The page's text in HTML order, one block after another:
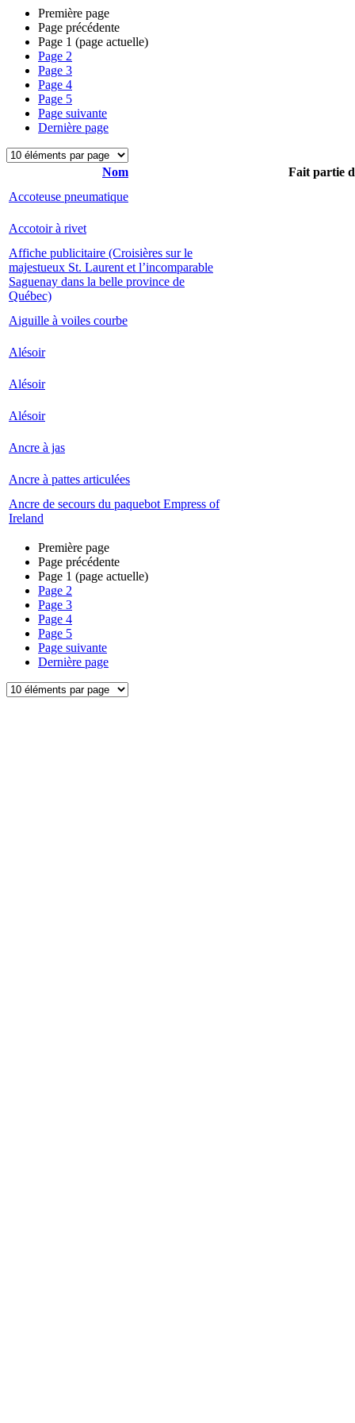
Première page
Page précédente
Page 1 (page actuelle)
Page 2
Page 3
Page 4
Page 5
Page suivante
Dernière page
Nom
Fait partie
Accoteuse pneumatique
Accotoir à rivet
Affiche publicitaire (Croisières sur le
majestueux St. Laurent et l’incomparable
Saguenay dans la belle province de
Québec)
Aiguille à voiles courbe
Alésoir
Alésoir
Alésoir
Ancre à jas
Ancre à pattes articulées
Ancre de secours du paquebot Empress of
Ireland
Première page
Page précédente
Page 1 (page actuelle)
Page 2
Page 3
Page 4
Page 5
Page suivante
Dernière page